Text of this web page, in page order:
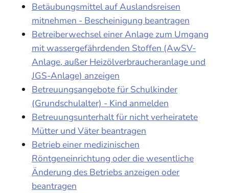
Betäubungsmittel auf Auslandsreisen
mitnehmen - Bescheinigung beantragen
Betreiberwechsel einer Anlage zum Umgang
mit wassergefährdenden Stoffen (AwSV-
Anlage, außer Heizölverbraucheranlage und
JGS-Anlage) anzeigen
Betreuungsangebote für Schulkinder
(Grundschulalter) - Kind anmelden
Betreuungsunterhalt für nicht verheiratete
Mütter und Väter beantragen
Betrieb einer medizinischen
Röntgeneinrichtung oder die wesentliche
Änderung des Betriebs anzeigen oder
beantragen